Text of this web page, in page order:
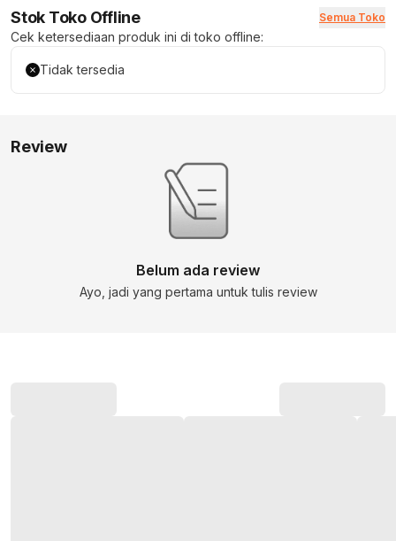
Stok Toko Offline Semua Toko
Cek ketersediaan produk ini di toko offline:
Tidak tersedia
Review
Belum ada review
Ayo, jadi yang pertama untuk tulis review